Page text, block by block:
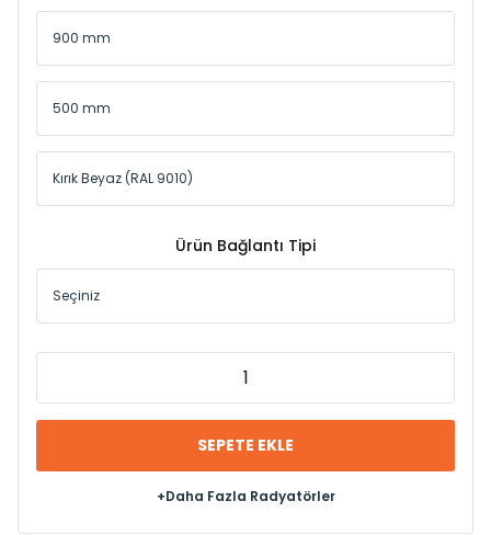
Ürün Bağlantı Tipi
SEPETE EKLE
+Daha Fazla Radyatörler